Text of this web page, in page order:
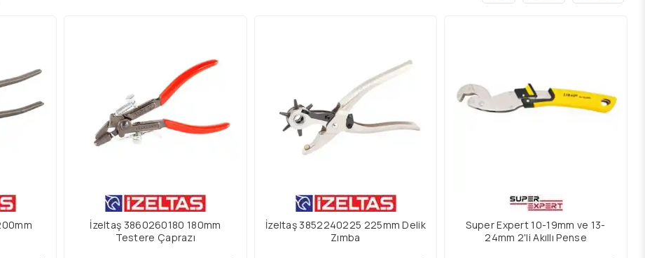
İzeltaş 3860260180 180mm
Testere Çaprazı
İzeltaş 3852240225 225mm Delik
Zımba
Super Expert 10-19mm ve 13-
24mm 2'li Akıllı Pense